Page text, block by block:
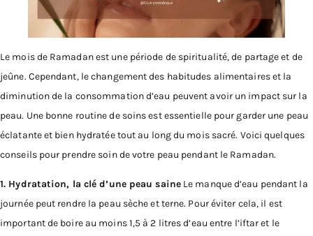
Le mois de Ramadan est une période de spiritualité, de partage et de
jeûne. Cependant, le changement des habitudes alimentaires et la
diminution de la consommation d’eau peuvent avoir un impact sur la
peau. Une bonne routine de soins est essentielle pour garder une peau
éclatante et bien hydratée tout au long du mois sacré. Voici quelques
conseils pour prendre soin de votre peau pendant le Ramadan.
1. Hydratation, la clé d’une peau saineLe manque d’eau pendant la
journée peut rendre la peau sèche et terne. Pour éviter cela, il est
important de boire au moins 1,5 à 2 litres d’eau entre l’iftar et le